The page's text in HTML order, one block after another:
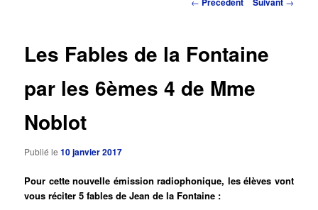
Les Fables de la Fontaine
par les 6èmes 4 de Mme
Noblot
Publié le10 janvier 2017
Pour cette nouvelle émission radiophonique, les élèves vont
vous réciter 5 fables de Jean de la Fontaine :